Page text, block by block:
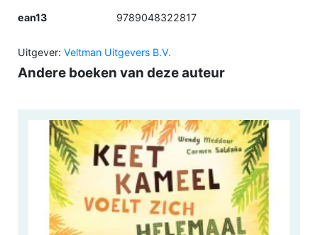
ean13 9789048322817
Uitgever: Veltman Uitgevers B.V.
Andere boeken van deze auteur